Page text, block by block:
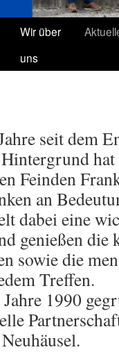
Wir über
uns
seit dem
Feinden
an
dabei eine
genießen die
sowie die
Treffen.
1990